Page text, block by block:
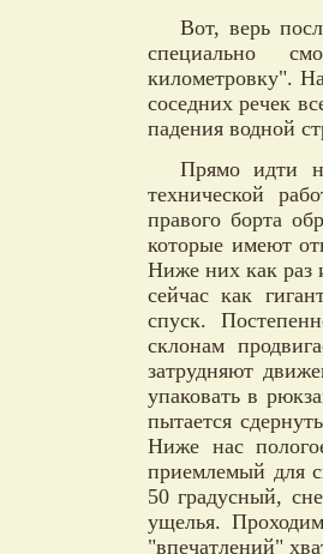
Вот, верь
специально
километровку".
соседних речек
падения водной
Прямо идти
технической
правого борта
которые имеют
Ниже них как раз
сейчас как
спуск.
склонам
затрудняют
упаковать в
пытается
Ниже нас
приемлемый для
50 градусный,
ущелья.
"впечатлений"